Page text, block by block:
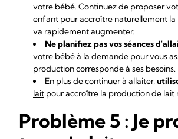
votre bébé. Continuez de proposer
enfant pour accroître naturellement la
va rapidement augmenter.
Ne planifiez pas vos séances
votre bébé à la demande pour vous
production corresponde à ses besoins.
En plus de continuer à allaiter,
lait pour accroître la production de lait
Problème 5 : Je